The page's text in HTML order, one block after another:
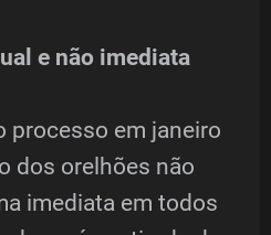
e não imediata
processo em janeiro
dos orelhões não
imediata em todos